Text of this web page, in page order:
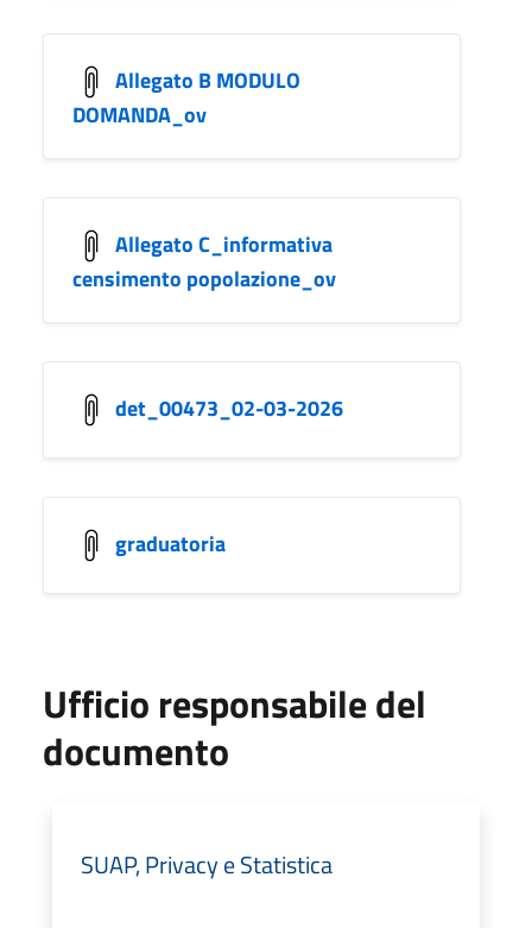
Allegato B MODULO
DOMANDA_ov
Allegato C_informativa
censimento popolazione_ov
det_00473_02-03-2026
graduatoria
Ufficio responsabile del
documento
SUAP, Privacy e Statistica